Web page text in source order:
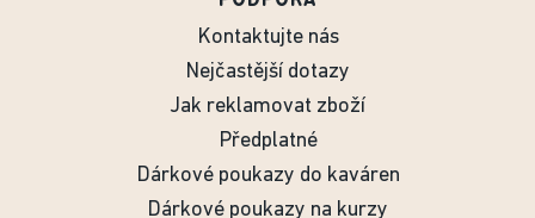
Kontaktujte nás
Nejčastější dotazy
Jak reklamovat zboží
Předplatné
Dárkové poukazy do kaváren
Dárkové poukazy na kurzy